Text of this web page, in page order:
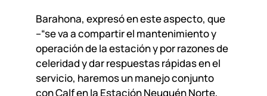
Barahona, expresó en este aspecto, que
–“se va a compartir el mantenimiento y
operación de la estación y por razones de
celeridad y dar respuestas rápidas en el
servicio, haremos un manejo conjunto
con Calf en la Estación Neuquén Norte,